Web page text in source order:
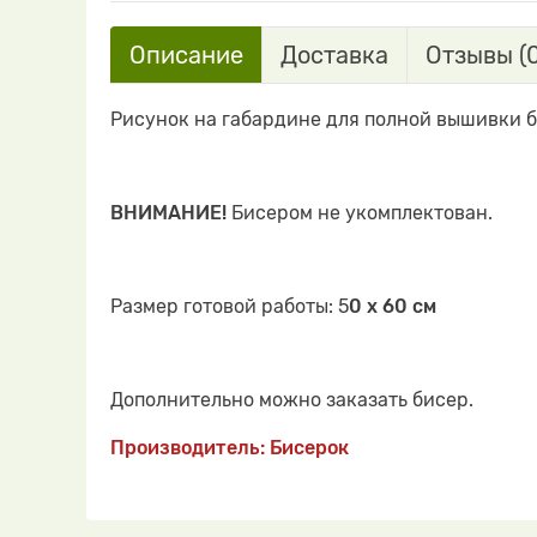
Описание Доставка Отзывы
Рисунок на габардине для полной вышивки
ВНИМАНИЕ! Бисером не укомплектован.
Размер готовой работы: 50 х 60 см
Дополнительно можно заказать бисер.
Производитель: Бисерок